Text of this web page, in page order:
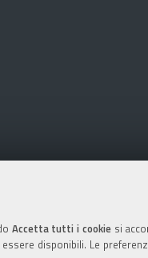
Accetta tutti i cookiesi
disponibili. Le